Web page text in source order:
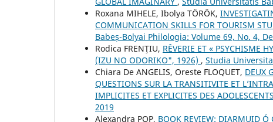
Roxana MIHELE, Ibolya TÖRÖK,
COMMUNICATION SKILLS FOR TOURISM
Babeș-Bolyai Philologia: Volume 69, No. 4,
Rodica FRENŢIU, RÊVERIE ET « PSYCHISME
(IZU NO ODORIKO", 1926) , Studia
Chiara De ANGELIS, Oreste FLOQUET, DEUX
QUESTIONS SUR LA TRANSITIVITE ET
IMPLICITES ET EXPLICITES DES ADOLESCENTS
2019
Alexandra POP, BOOK REVIEW: DIARMUID